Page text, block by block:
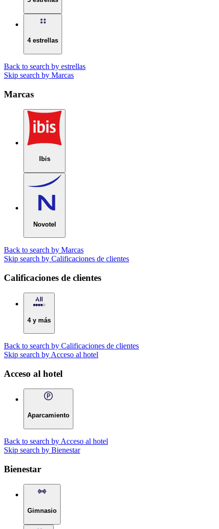
4 estrellas
Back to search by estrellas
Skip search by Marcas
Marcas
Ibis
Novotel
Back to search by Marcas
Skip search by Calificaciones de clientes
Calificaciones de clientes
4 y más
Back to search by Calificaciones de clientes
Skip search by Acceso al hotel
Acceso al hotel
Aparcamiento
Back to search by Acceso al hotel
Skip search by Bienestar
Bienestar
Gimnasio